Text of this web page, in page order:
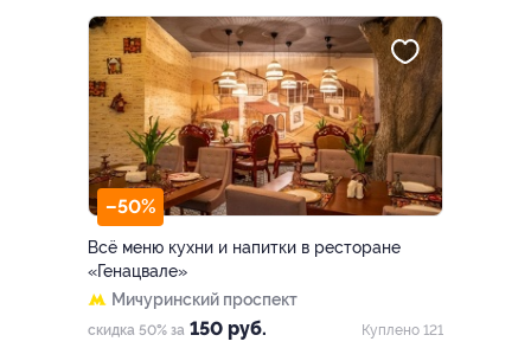
–50%
Всё меню кухни и напитки в ресторане
«Генацвале»
Мичуринский проспект
скидка 50% за 150 руб. Куплено 121